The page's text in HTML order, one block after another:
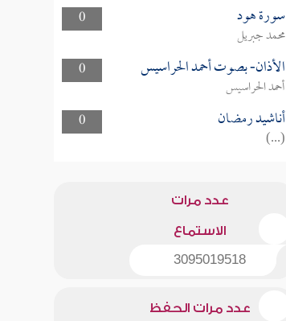
0
سورة هود
محمد جبريل
0
الأذان- بصوت أحمد الحراسيس
أحمد الحراسيس
0
أناشيد رمضان
(...)
عدد مرات
الاستماع
3095019518
عدد مرات الحفظ